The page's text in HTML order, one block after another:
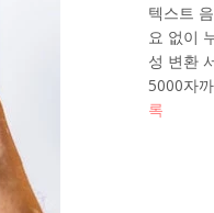
텍스트
요 없이
성 변환
5000자
록